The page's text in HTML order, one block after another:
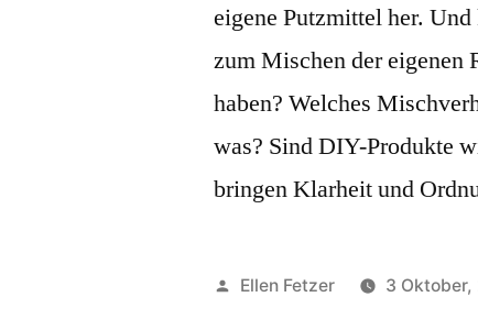
eigene Putzmittel her.
zum Mischen der eigenen
haben? Welches
was? Sind DIY-Produkte
bringen Klarheit und
Veröffentlicht
Ellen Fetzer 3